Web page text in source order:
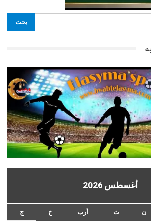
أغسطس 2026
ن ث أرب خ ج